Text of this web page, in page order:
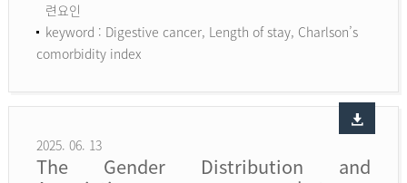
련요인
keyword : Digestive cancer, Length of stay, Charlson’s
comorbidity index
2025. 06. 13
The Gender Distribution and